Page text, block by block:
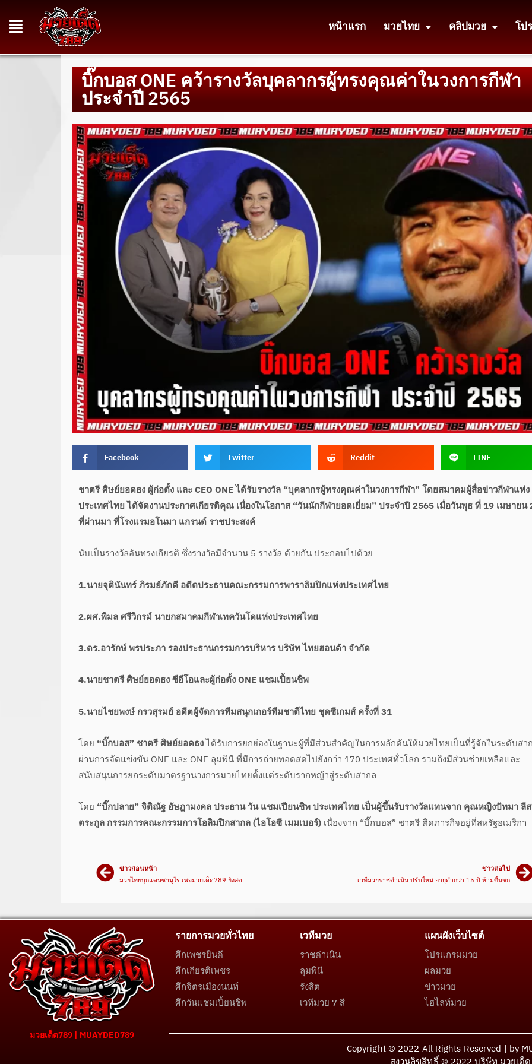
หน้าแรก มวยไทย คลิปมวย โป
บิ๊กบอส ONE คว้ารางวัลบุคลากรผู้ทรงคุณค่าในวงการกีฬา
ประจำปี 2565
Facebook Twitter Reddit LINE
ชาตรี ศิษย์ยอดธง ผู้ก่อตั้ง และ CEO ONE ได้รับรางวัล “บุคลากรผู้ทรงคุณค่าในวงการกีฬา” โดยสมาคมผู้สื่อข่าวกีฬาแห่ง
ประเทศไทย ได้จัดงานประกาศเกียรติคุณ เนื่องในโอกาส “วันนักกีฬายอดเยี่ยม” ประจำปี 2565 เมื่อวันพุธ ที่ 19 เมษายน
ที่ผ่านมา ที่โรงแรมอโนมา แกรนด์ ราชประสงค์
นับเป็นรางวัลอันทรงเกียรติ ซึ่งรางวัลมีจำนวน 5 รางวัล ด้วยกัน ประกอบไปด้วย
1.นายจุตินันทร์ ภิรมย์ภักดี อดีตประธานคณะกรรมการพาราลิมปิกแห่งประเทศไทย
2.ผศ.พิมล ศรีวิกรม์ นายกสมาคมกีฬาเทควันโดแห่งประเทศไทย
3.ดร.อารักษ์ พรประภา รองประธานกรรมการบริหาร บริษัท ไทยฮอนด้า จำกัด
4.นายชาตรี ศิษย์ยอดธง ซีอีโอและผู้ก่อตั้ง ONE แชมเปี้ยนชิพ
5.นายไชยพงษ์ กรวสุรมย์ อดีตผู้จัดการทีมสนุกเกอร์ทีมชาติไทย ชุดซีเกมส์ ครั้งที่ 31
โดย “บิ๊กบอส” ชาตรี ศิษย์ยอดธงได้รับการยกย่องในฐานะผู้ที่มีส่วนสำคัญในการผลักดันให้มวยไทยเป็นที่รู้จักในระดับสา
ผ่านการจัดแข่งขัน ONE และ ONE ลุมพินี ที่มีการถ่ายทอดสดไปยังกว่า 170 ประเทศทั่วโลก รวมถึงมีส่วนช่วยเหลือและ
สนับสนุนการยกระดับมาตรฐานวงการมวยไทยต้้งแต่ระดับรากหญ้าสู่ระดับสากล
โดย “บิ๊กปลาย” จิติณัฐ อัษฎามงคล ประธาน วัน แชมเปียนชิพ ประเทศไทย เป็นผู้ขึ้นรับรางวัลแทนจาก คุณหญิงปัทมา ลี
ตระกูล กรรมการคณะกรรมการโอลิมปิกสากล (ไอโอซี เมมเบอร์) เนื่องจาก “บิ๊กบอส” ชาตรี ติดภารกิจอยู่ที่สหรัฐอเมริกา
ข่าวก่อนหน้า
มวยไทยบุกแดนซามูไร เพจมวยเด็ด789 ยิงสด
ข่าวต่อไป
เวทีมวยราชดำเนิน ปรับใหม่ อายุต่ำกว่า 15 ปี ห้ามขึ้นชก
มวยเด็ด789 | MUAYDED789
รายการมวยทั่วไทย
ศึกเพชรยินดี
ศึกเกียรติเพชร
ศึกจิตรเมืองนนท์
ศึกวันแชมเปี้ยนชิพ
เวทีมวย
ราชดำเนิน
ลุมพินี
รังสิต
เวทีมวย 7 สี
แผนผังเว็บไซต์
โปรแกรมมวย
ผลมวย
ข่าวมวย
ไฮไลท์มวย
Copyright © 2022 All Rights Reserved | by